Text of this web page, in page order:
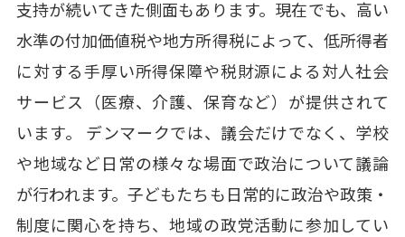
支持が続いてきた側面もあります。現在でも、高い
水準の付加価値税や地方所得税によって、低所得者
に対する手厚い所得保障や税財源による対人社会
サービス（医療、介護、保育など）が提供されて
います。 デンマークでは、議会だけでなく、学校
や地域など日常の様々な場面で政治について議論
が行われます。子どもたちも日常的に政治や政策・
制度に関心を持ち、地域の政党活動に参加してい